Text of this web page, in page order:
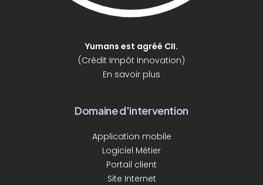
Yumans est agréé CII.
(Crédit Impôt Innovation)
En savoir plus
Domaine d'intervention
Application mobile
Logiciel Métier
Portail client
Site Internet